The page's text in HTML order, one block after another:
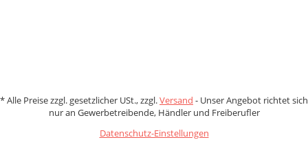
*Alle Preise zzgl. gesetzlicher USt., zzgl.Versand - Unser Angebot richtet sich
nur an Gewerbetreibende, Händler und Freiberufler
Datenschutz-Einstellungen